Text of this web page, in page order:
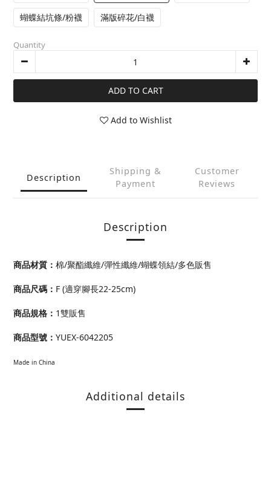
蝴蝶結坑條/粉襪 滿版碎花/白襪
Quantity
ADD TO CART
Add to Wishlist
Description
Shipping &
Payment
Customer
Reviews
Description
商品材質： 棉/聚酯纖維/彈性纖維/蝴蝶領結/多色販售
商品尺碼： F (適穿腳長22-25cm)
商品規格： 1雙販售
商品型號： YUEX-6042205
Made in China
Additional details